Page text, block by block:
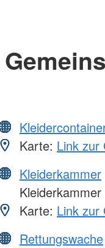
Karte: Link zur
Kleiderkammer
Kleiderkammer
Karte: Link zur
Rettungswache